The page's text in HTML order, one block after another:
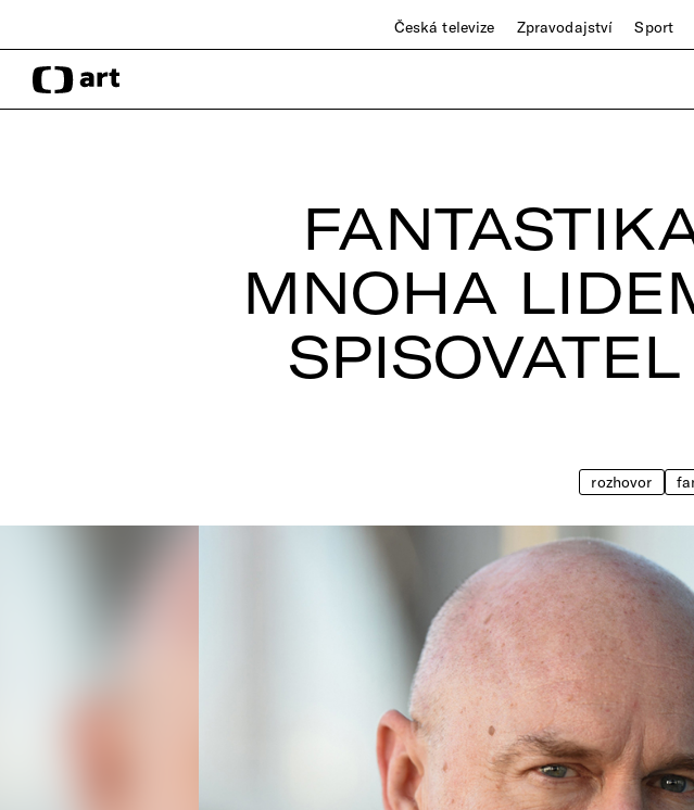
Česká televize Zpravodajství Sport
MNOHA
rozhovor